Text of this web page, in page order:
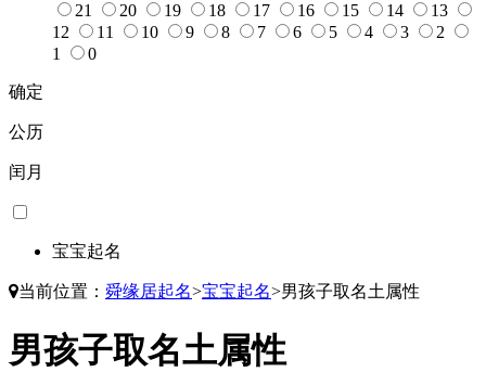
21
20 19 18 17 16 15 14
13
12
11 10 9 8 7 6 5 4 3
2
1
0
确定
公历
闰月
宝宝起名
当前位置： 舜缘居起名>宝宝起名>男孩子取名土属性
男孩子取名土属性